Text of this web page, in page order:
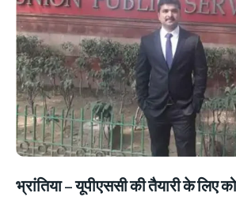
भ्रांतिया– यूपीएससी की तैयारी के लिए